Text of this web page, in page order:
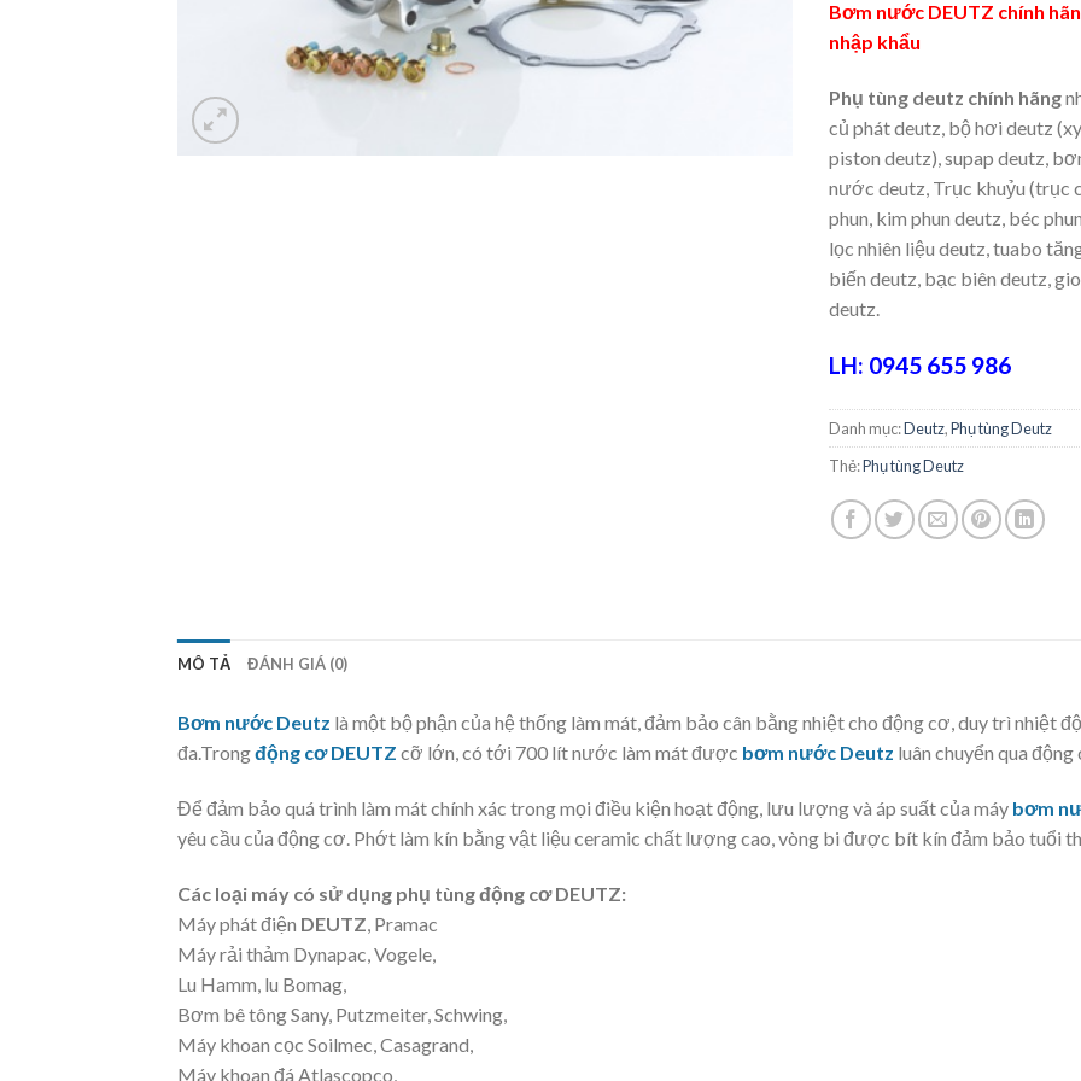
Bơm nước DEUTZ chính
nhập khẩu
Phụ tùng deutz chính hãng
củ phát deutz, bộ hơi deutz
piston deutz), supap deutz,
nước deutz, Trục khuỷu (trục
phun, kim phun deutz, béc
lọc nhiên liệu deutz, tuabo
biến deutz, bạc biên deutz,
deutz.
LH: 0945 655 986
Danh mục:Deutz,Phụ tùng Deutz
Thẻ:Phụ tùng Deutz
MÔ TẢ ĐÁNH GIÁ (0)
Bơm nước Deutz là một bộ phận của hệ thống làm mát, đảm bảo cân bằng nhiệt cho động cơ, duy trì nhiệt
đa.Trongđộng cơ DEUTZ cỡ lớn, có tới 700 lít nước làm mát được bơm nước Deutz luân chuyển qua
Để đảm bảo quá trình làm mát chính xác trong mọi điều kiện hoạt động, lưu lượng và áp suất của máy bơm
yêu cầu của động cơ. Phớt làm kín bằng vật liệu ceramic chất lượng cao, vòng bi được bít kín đảm bảo tuổi
Các loại máy có sử dụng phụ tùng động cơ DEUTZ:
Máy phát điện DEUTZ , Pramac
Máy rải thảm Dynapac, Vogele,
Lu Hamm, lu Bomag,
Bơm bê tông Sany, Putzmeiter, Schwing,
Máy khoan cọc Soilmec, Casagrand,
Máy khoan đá Atlascopco,